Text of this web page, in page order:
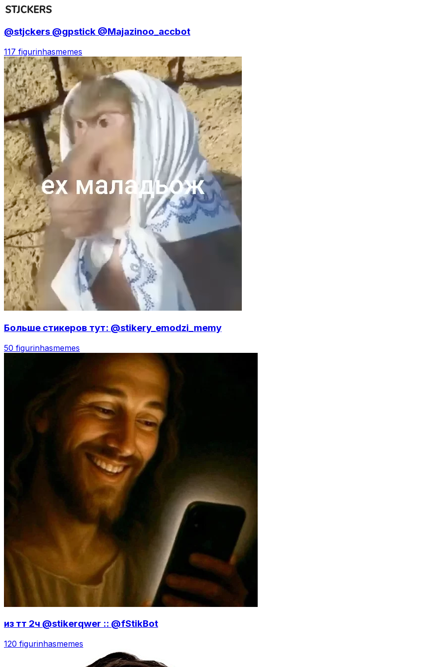
@stjckers @gpstick @Majazinoo_accbot
117 figurinhasmemes
Больше стикеров тут: @stikery_emodzi_memy
50 figurinhasmemes
из тт 2ч @stikerqwer :: @fStikBot
120 figurinhasmemes